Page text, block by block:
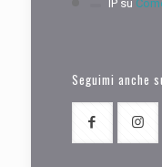
IPsu
Seguimi anche